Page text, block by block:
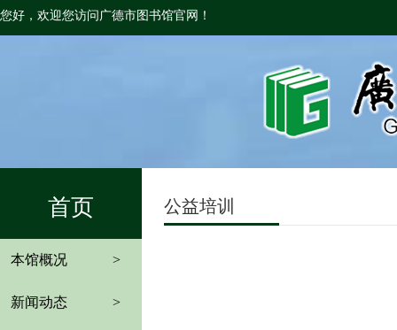
您好，欢迎您访问广德市图书馆官网！
首页
本馆概况 >
新闻动态 >
公益培训